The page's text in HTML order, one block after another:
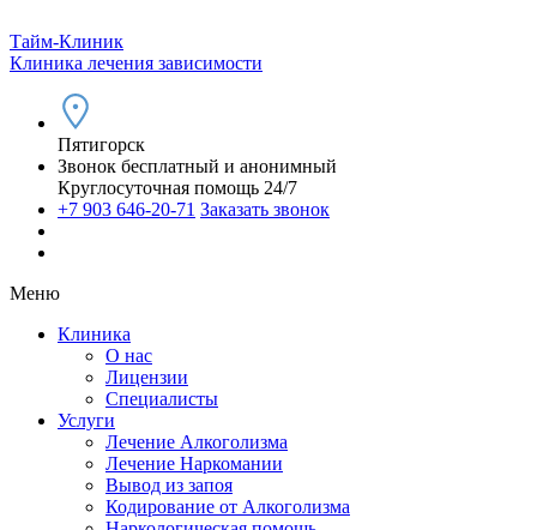
Тайм-Клиник
Клиника лечения зависимости
Пятигорск
Звонок бесплатный и анонимный
Круглосуточная помощь 24/7
+7 903 646-20-71 Заказать звонок
Меню
Клиника
О нас
Лицензии
Специалисты
Услуги
Лечение Алкоголизма
Лечение Наркомании
Вывод из запоя
Кодирование от Алкоголизма